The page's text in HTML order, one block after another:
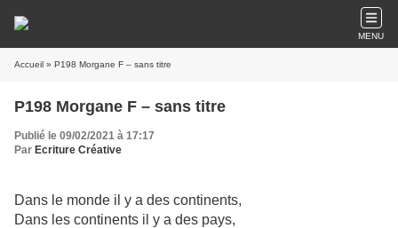
MENU
Accueil » P198 Morgane F – sans titre
P198 Morgane F – sans titre
Publié le 09/02/2021 à 17:17
Par Ecriture Créative
Dans le monde il y a des continents,
Dans les continents il y a des pays,